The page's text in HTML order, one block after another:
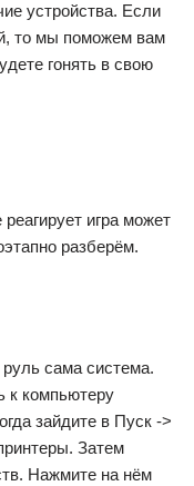
устройства. Если
то мы поможем вам
гонять в свою
игра может
разберём.
сама система.
к компьютеру
зайдите в Пуск ->
Затем
Нажмите на нём